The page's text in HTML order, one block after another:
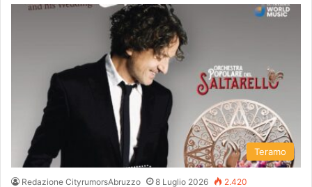
Teramo
Redazione CityrumorsAbruzzo 8 Luglio 2026 2.420